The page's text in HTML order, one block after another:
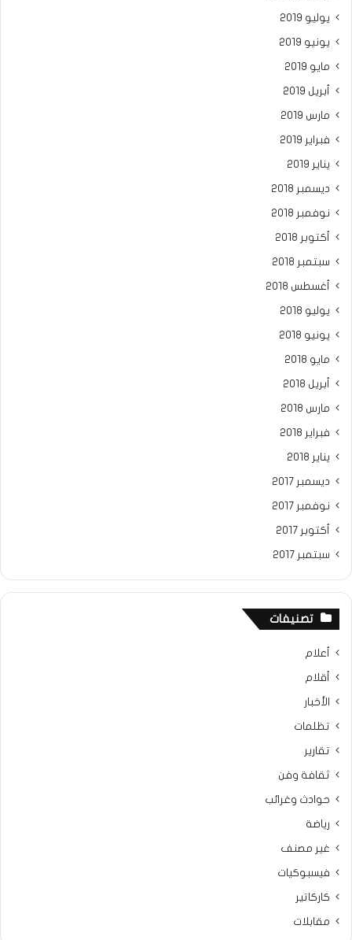
يوليو 2019
يونيو 2019
مايو 2019
أبريل 2019
مارس 2019
فبراير 2019
يناير 2019
ديسمبر 2018
نوفمبر 2018
أكتوبر 2018
سبتمبر 2018
أغسطس 2018
يوليو 2018
يونيو 2018
مايو 2018
أبريل 2018
مارس 2018
فبراير 2018
يناير 2018
ديسمبر 2017
نوفمبر 2017
أكتوبر 2017
سبتمبر 2017
تصنيفات
أعلام
أقلام
الأخبار
تظلمات
تقارير
ثقافة وفن
حوادث وغرائب
رياضة
غير مصنف
فيسبوكيات
كاركاتير
مقابلات